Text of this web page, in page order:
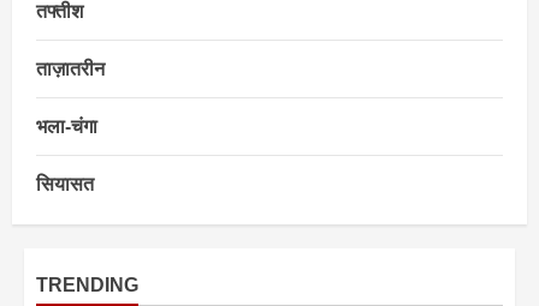
तफ्तीश
ताज़ातरीन
भला-चंगा
सियासत
TRENDING